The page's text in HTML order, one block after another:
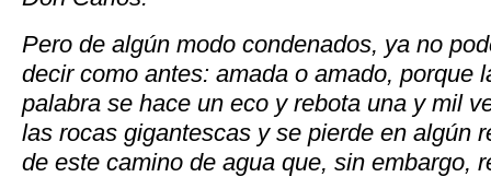
Pero de algún modo condenados, ya no
decir como antes: amada o amado, porque
palabra se hace un eco y rebota una y mil
las rocas gigantescas y se pierde en algún
de este camino de agua que, sin embargo,